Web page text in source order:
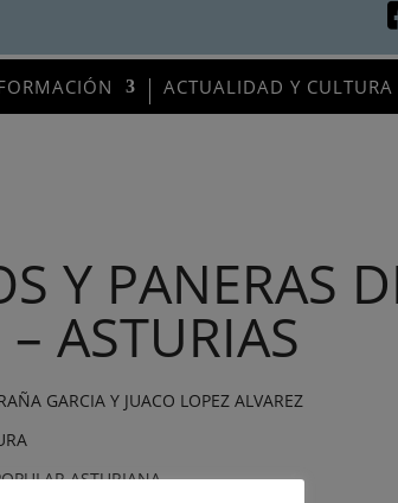
ACTUALIDAD Y CULTURA
Y PANERAS
ASTURIAS
GARCIA Y JUACO LOPEZ ALVAREZ
ASTURIANA